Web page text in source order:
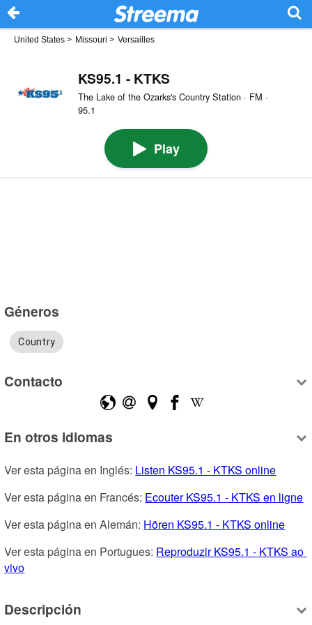
United States > Missouri > Versailles
KS95.1 - KTKS
The Lake of the Ozarks's Country Station · FM ·
95.1
Play
Géneros
Country
Contacto
En otros idiomas
Ver esta página en Inglés: Listen KS95.1 - KTKS online
Ver esta página en Francés: Ecouter KS95.1 - KTKS en ligne
Ver esta página en Alemán: Hören KS95.1 - KTKS online
Ver esta página en Portugues: Reproduzir KS95.1 - KTKS ao
vivo
Descripción